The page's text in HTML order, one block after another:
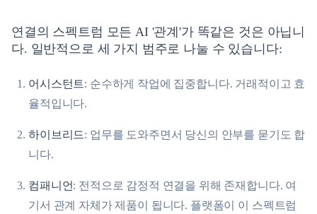
연결의 스펙트럼 모든 AI '관계'가 똑같은 것은 아닙니
다. 일반적으로 세 가지 범주로 나눌 수 있습니다:
어시스턴트: 순수하게 작업에 집중합니다. 거래적이고 효
율적입니다.
하이브리드: 업무를 도와주면서 당신의 안부를 묻기도 합
니다.
컴패니언: 전적으로 감정적 연결을 위해 존재합니다. 여
기서 관계 자체가 제품이 됩니다. 플랫폼이 이 스펙트럼